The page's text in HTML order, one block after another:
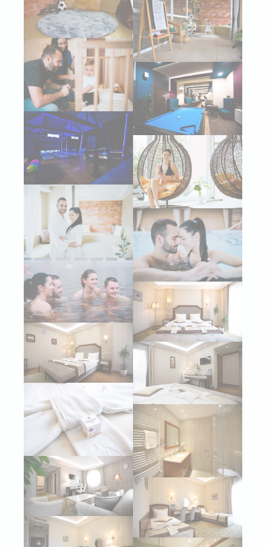
fb_cookie_law_consent
D-edge
Cookie
Consent
Remember user's
consent on Cookies
and consent
Identifier.
Statisztikák
Az ilyen sütiket arra használják, hogy a felhasználói
információkat gyűjtsenek a navigációs útvonalról, azzal a
céllal, hogy a statisztikákat összesített módon elemezzék a
weboldal fejlesztése érdekében.
Nincsenek ilyen sütik.
Marketing és reklám
A marketing sütiket elsősorban harmadik felek fogják
felhasználni felhasználói profil létrehozására, hogy nyomon
kövesse viselkedését és szokásait az interneten marketing
Reklámfelhasználói adatok
Hozzájárulást adni a hirdetésekkel kapcsolatos
felhasználói adatok Google-nak való elküldéséhez.
Személyre szabott hirdetések
Adjon beleegyezést harmadik feleknek a személyre szabott
hirdetésekhez
Kiválasztás megerősítése
Kevesebb információ